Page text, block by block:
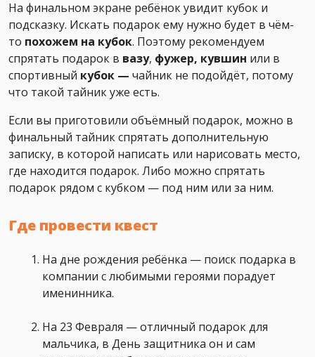
На финальном экране ребёнок увидит кубок и
подсказку. Искать подарок ему нужно будет в чём-
то похожем на кубок. Поэтому рекомендуем
спрятать подарок в вазу, фужер, кувшин или в
спортивный кубок — чайник не подойдёт, потому
что такой тайник уже есть.
Если вы приготовили объёмный подарок, можно в
финальный тайник спрятать дополнительную
записку, в которой написать или нарисовать место,
где находится подарок. Либо можно спрятать
подарок рядом с кубком — под ним или за ним.
Где провести квест
На дне рождения ребёнка — поиск подарка в
компании с любимыми героями порадует
именинника.
На 23 Февраля — отличный подарок для
мальчика, в День защитника он и сам